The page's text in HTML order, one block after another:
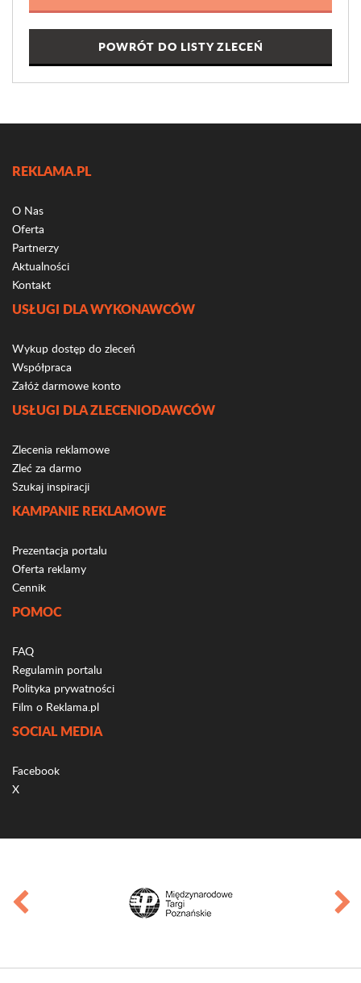
POWRÓT DO LISTY ZLECEŃ
REKLAMA.PL
O Nas
Oferta
Partnerzy
Aktualności
Kontakt
USŁUGI DLA WYKONAWCÓW
Wykup dostęp do zleceń
Współpraca
Załóż darmowe konto
USŁUGI DLA ZLECENIODAWCÓW
Zlecenia reklamowe
Zleć za darmo
Szukaj inspiracji
KAMPANIE REKLAMOWE
Prezentacja portalu
Oferta reklamy
Cennik
POMOC
FAQ
Regulamin portalu
Polityka prywatności
Film o Reklama.pl
SOCIAL MEDIA
Facebook
X